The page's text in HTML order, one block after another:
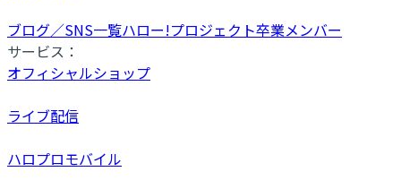
ブログ／SNS一覧ハロー!プロジェクト卒業メンバー
サービス：
オフィシャルショップ
ライブ配信
ハロプロモバイル